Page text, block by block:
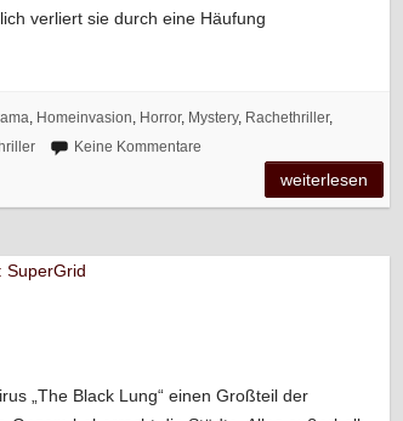
verliert sie durch eine Häufung
, Homeinvasion, Horror, Mystery, Rachethriller,
Keine Kommentare
weiterlesen
„The Black Lung“ einen Großteil der